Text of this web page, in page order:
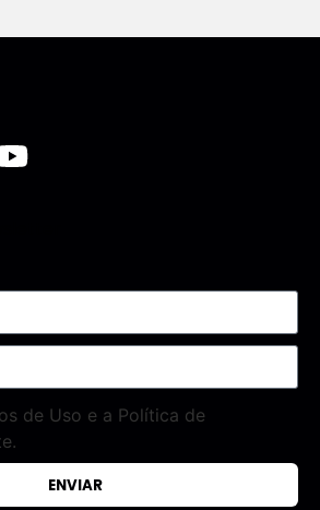
de Uso e a Política de
ENVIAR